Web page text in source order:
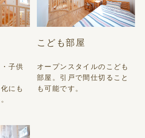
子供
にも
こども部屋
オープンスタイルのこども
部屋。引戸で間仕切ること
も可能です。